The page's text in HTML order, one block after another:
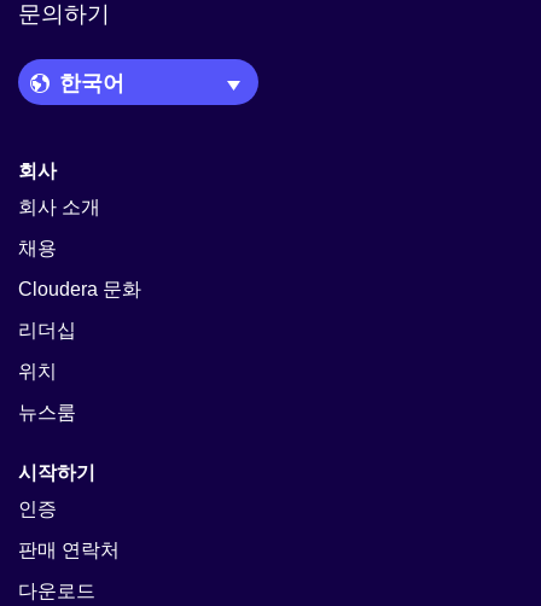
문의하기
Language Picker
회사
회사 소개
채용
Cloudera 문화
리더십
위치
뉴스룸
시작하기
인증
판매 연락처
다운로드